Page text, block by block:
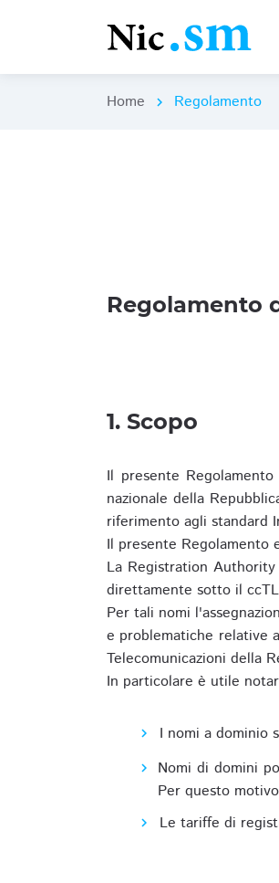
Home chevron_right Regolamento
Regolamento
1. Scopo
Il presente
nazionale della
riferimento agli standard
Il presente Regolamento
La Registration
direttamente sotto il
Per tali nomi
e problematiche relative
Telecomunicazioni della
In particolare è utile
I nomi a dominio
Nomi di domini
Per questo
Le tariffe di